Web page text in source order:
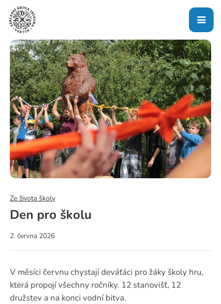
Ze života školy
Den pro školu
2. června 2026
V měsíci červnu chystají deváťáci pro žáky školy hru,
která propojí všechny ročníky. 12 stanovišť, 12
družstev a na konci vodní bitva.